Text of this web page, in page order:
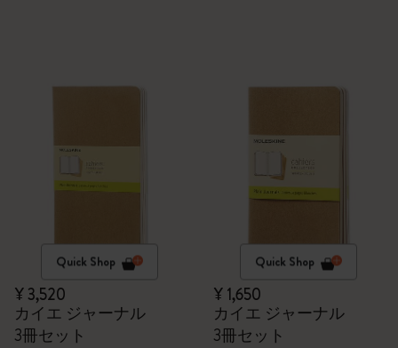
Quick Shop
¥ 3,520
カイエ ジャーナル
3冊セット
Quick Shop
¥ 1,650
カイエ ジャーナル
3冊セット